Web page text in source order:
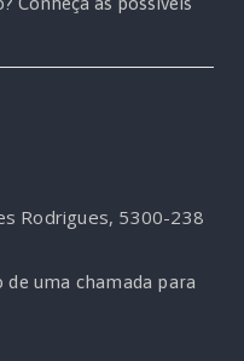
Rodrigues, 5300-238
de uma chamada para